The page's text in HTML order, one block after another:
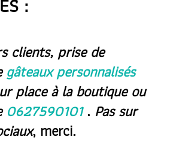
clients, prise de
gâteaux personnalisés
place à la boutiqueou
0627590101. Pas sur
, merci.